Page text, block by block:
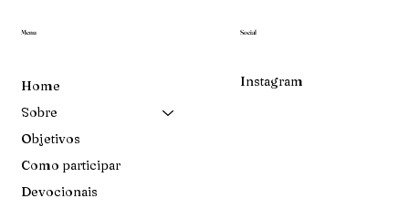
Menu
Home
Sobre
Objetivos
Como participar
Devocionais
Social
Instagram